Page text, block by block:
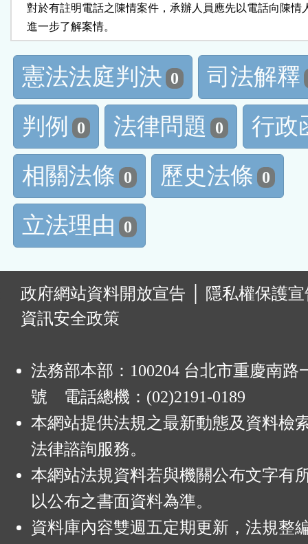
對於有註明電話之陳情案件，承辦人員應先以電話向陳情
    進一步了解案情。
憲法法庭判決 0
司法解釋
判例
0 法律問題 0
行政
相關法條 0 歷史法條 0
立法理由 0
政府網站資料開放宣告
隱私權保護
資訊安全政策
法務部本部：100204 台北市重慶南路
號 電話總機：(02)2191-0189
本網站提供法規之最新動態及資料檢
法律諮詢服務。
本網站法規資料若與機關公布文字有
以公布之書面資料為準。
資料庫內容雙週五定期更新，法規整